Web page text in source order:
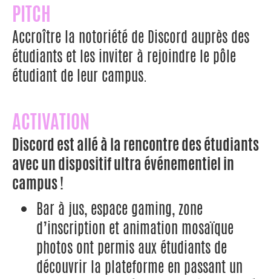
PITCH
Accroître la notoriété de Discord auprès des
étudiants et les inviter à rejoindre le pôle
étudiant de leur campus.
ACTIVATION
Discord est allé à la rencontre des étudiants
avec un dispositif ultra événementiel in
campus !
Bar à jus, espace gaming, zone
d’inscription et animation mosaïque
photos ont permis aux étudiants de
découvrir la plateforme en passant un